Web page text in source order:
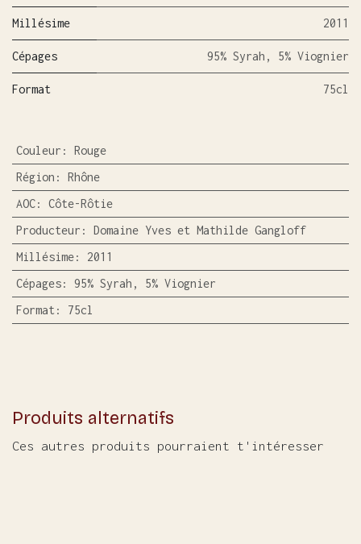
Millésime 2011
Cépages 95% Syrah, 5% Viognier
Format 75cl
Couleur : Rouge
Région : Rhône
AOC: Côte-Rôtie
Producteur : Domaine Yves et Mathilde Gangloff
Millésime: 2011
Cépages: 95% Syrah, 5% Viognier
Format : 75cl
Produits alternatifs
Ces autres produits pourraient t'intéresser